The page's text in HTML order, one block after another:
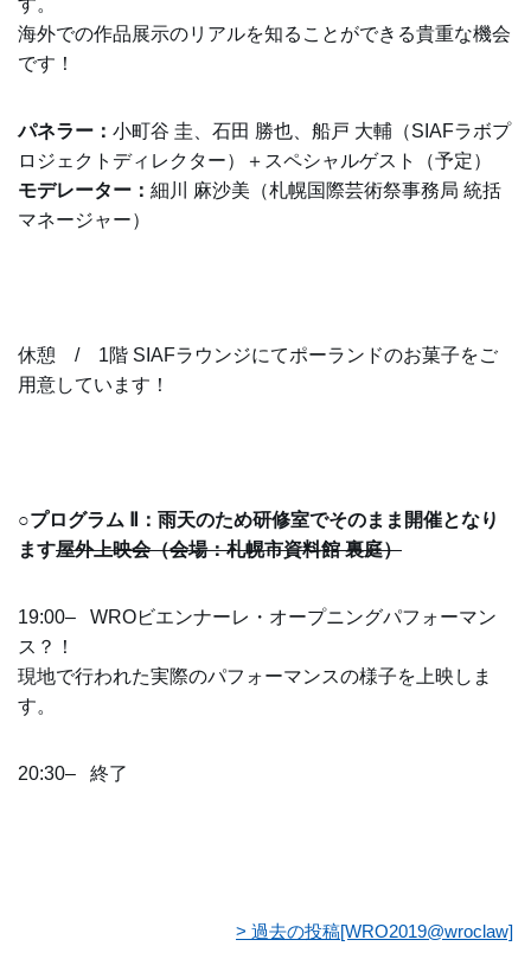
す。
海外での作品展示のリアルを知ることができる貴重な機会
です！
パネラー： 小町谷 圭、石田 勝也、船戸 大輔（SIAFラボプ
ロジェクトディレクター）＋スペシャルゲスト（予定）
モデレーター： 細川 麻沙美（札幌国際芸術祭事務局 統括
マネージャー）
休憩 / 1階 SIAFラウンジにてポーランドのお菓子をご
用意しています！
○プログラム Ⅱ：雨天のため研修室でそのまま開催となり
ます屋外上映会（会場：札幌市資料館 裏庭）
19:00–
WROビエンナーレ・オープニングパフォーマン
ス？！
現地で行われた実際のパフォーマンスの様子を上映しま
す。
20:30– 終了
> 過去の投稿[WRO2019@wroclaw]